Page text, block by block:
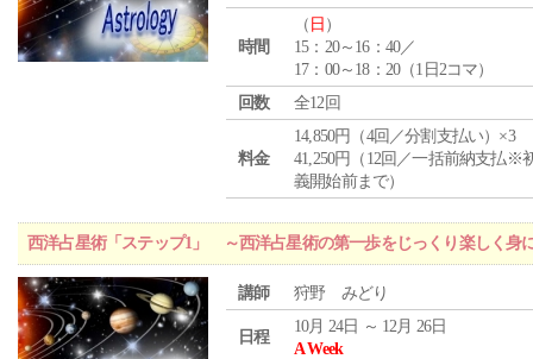
時間
（ 日 ）
15：20～16：40／
17：00～18：20（1日2コマ）
回数
全12回
料金
14,850円（4回／分割支払い）×3
41,250円（12回／一括前納支払※
義開始前まで）
西洋占星術「ステップ1」 ～西洋占星術の第一歩をじっくり楽しく身
講師 狩野 みどり
日程
10月 24日 ～ 12月 26日
A Week